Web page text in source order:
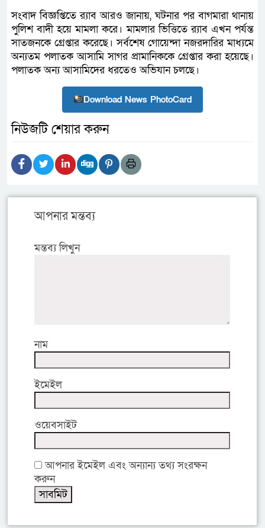
সংবাদ বিজ্ঞপ্তিতে র‌্যাব আরও জানায়, ঘটনার পর বাগমারা থানায়
পুলিশ বাদী হয়ে মামলা করে। মামলার ভিত্তিতে র‌্যাব এখন পর্যন্ত
সাতজনকে গ্রেপ্তার করেছে। সর্বশেষ গোয়েন্দা নজরদারির মাধ্যমে
অন্যতম পলাতক আসামি সাগর প্রামানিককে গ্রেপ্তার করা হয়েছে।
পলাতক অন্য আসামিদের ধরতেও অভিযান চলছে।
Download News PhotoCard
নিউজটি শেয়ার করুন
আপনার মন্তব্য
মন্তব্য লিখুন
নাম
ইমেইল
ওয়েবসাইট
আপনার ইমেইল এবং অন্যান্য তথ্য সংরক্ষন
করুন